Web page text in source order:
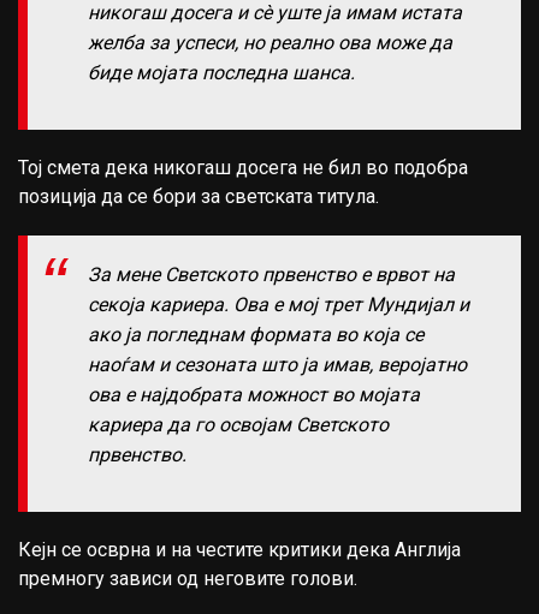
никогаш досега и сè уште ја имам истата
желба за успеси, но реално ова може да
биде мојата последна шанса.
Тој смета дека никогаш досега не бил во подобра
позиција да се бори за светската титула.
За мене Светското првенство е врвот на
секоја кариера. Ова е мој трет Мундијал и
ако ја погледнам формата во која се
наоѓам и сезоната што ја имав, веројатно
ова е најдобрата можност во мојата
кариера да го освојам Светското
првенство.
Кејн се осврна и на честите критики дека Англија
премногу зависи од неговите голови.